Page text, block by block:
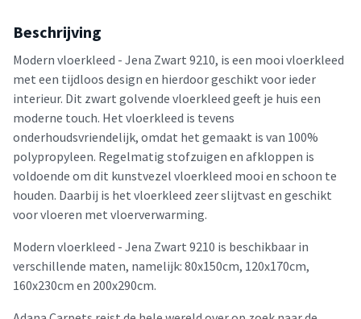
Beschrijving
Modern vloerkleed - Jena Zwart 9210, is een mooi vloerkleed
met een tijdloos design en hierdoor geschikt voor ieder
interieur. Dit zwart golvende vloerkleed geeft je huis een
moderne touch. Het vloerkleed is tevens
onderhoudsvriendelijk, omdat het gemaakt is van 100%
polypropyleen. Regelmatig stofzuigen en afkloppen is
voldoende om dit kunstvezel vloerkleed mooi en schoon te
houden. Daarbij is het vloerkleed zeer slijtvast en geschikt
voor vloeren met vloerverwarming.
Modern vloerkleed - Jena Zwart 9210 is beschikbaar in
verschillende maten, namelijk: 80x150cm, 120x170cm,
160x230cm en 200x290cm.